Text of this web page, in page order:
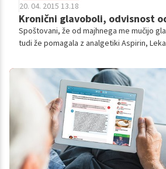
20. 04. 2015 13.18
Kronični glavoboli, odvisnost
Spoštovani, že od majhnega me mučijo
tudi že pomagala z analgetiki Aspirin,
dve. Danes vzam...